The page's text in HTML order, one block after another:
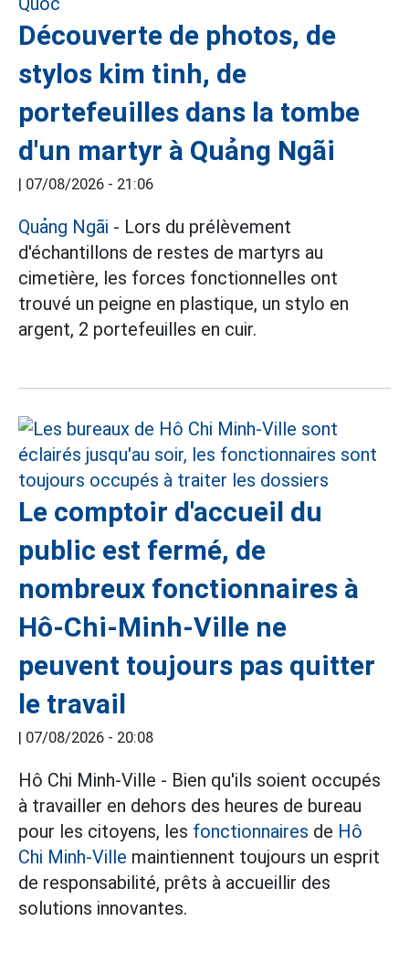
Découverte de photos, de
stylos kim tinh, de
portefeuilles dans la tombe
d'un martyr à Quảng Ngãi
| 07/08/2026 - 21:06
Quảng Ngãi - Lors du prélèvement
d'échantillons de restes de martyrs au
cimetière, les forces fonctionnelles ont
trouvé un peigne en plastique, un stylo en
argent, 2 portefeuilles en cuir.
Le comptoir d'accueil du
public est fermé, de
nombreux fonctionnaires à
Hô-Chi-Minh-Ville ne
peuvent toujours pas quitter
le travail
| 07/08/2026 - 20:08
Hô Chi Minh-Ville - Bien qu'ils soient occupés
à travailler en dehors des heures de bureau
pour les citoyens, les fonctionnaires de Hô
Chi Minh-Ville maintiennent toujours un esprit
de responsabilité, prêts à accueillir des
solutions innovantes.